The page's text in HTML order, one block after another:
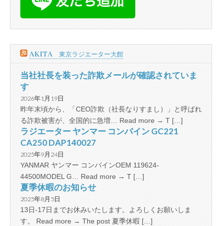
AKITA 東京ラジエーター大館
当社社長を装った詐欺メールが確認されていま
す
2026年1月19日
昨年末頃から、「CEO詐欺（社長なりすまし）」と呼ばれ
る詐欺被害が、全国的に急増… Read more → T […]
ラジエーター ヤンマー コンバイン GC221
CA250 DAP140027
2025年9月24日
YANMAR ヤンマー コンバインOEM 119624-
44500MODEL G… Read more → T […]
夏季休暇のお知らせ
2025年8月5日
13日-17日までお休みいたします。よろしくお願いしま
す。 Read more → The post 夏季休暇 […]